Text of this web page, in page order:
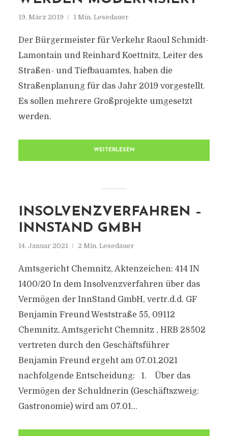
19. März 2019 1 Min. Lesedauer
Der Bürgermeister für Verkehr Raoul Schmidt-
Lamontain und Reinhard Koettnitz, Leiter des
Straßen- und Tiefbauamtes, haben die
Straßenplanung für das Jahr 2019 vorgestellt.
Es sollen mehrere Großprojekte umgesetzt
werden.
WEITERLESEN
INSOLVENZVERFAHREN –
INNSTAND GMBH
14. Januar 2021 2 Min. Lesedauer
Amtsgericht Chemnitz, Aktenzeichen: 414 IN
1400/20 In dem Insolvenzverfahren über das
Vermögen der InnStand GmbH, vertr.d.d. GF
Benjamin Freund Weststraße 55, 09112
Chemnitz, Amtsgericht Chemnitz , HRB 28502
vertreten durch den Geschäftsführer
Benjamin Freund ergeht am 07.01.2021
nachfolgende Entscheidung: 1. Über das
Vermögen der Schuldnerin (Geschäftszweig:
Gastronomie) wird am 07.01...